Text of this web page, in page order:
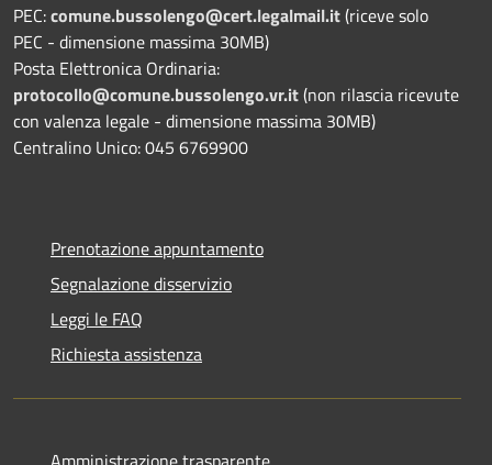
PEC:comune.bussolengo@cert.legalmail.it(riceve solo
PEC - dimensione massima 30MB)
Posta Elettronica Ordinaria:
protocollo@comune.bussolengo.vr.it(non rilascia ricevute
con valenza legale - dimensione massima 30MB)
Centralino Unico: 045 6769900
Prenotazione appuntamento
Segnalazione disservizio
Leggi le FAQ
Richiesta assistenza